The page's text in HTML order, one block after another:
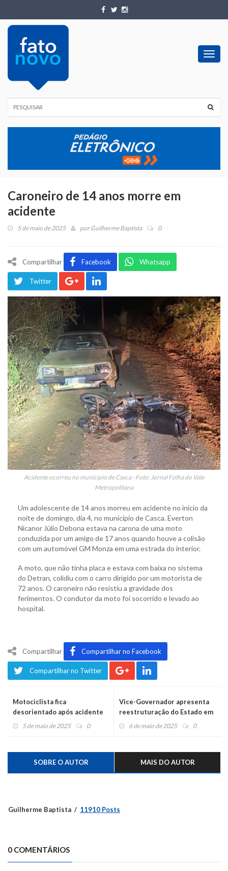
Caroneiro de 14 anos morre em
acidente
5 de maio de 2025 porGuilherme Baptista 0
Compartilhar Facebook Whatsapp
Twitter
Acidente ocorreu no município de Casca - Foto: Jornal Folha do Vale
Metropolitana
Um adolescente de 14 anos morreu em acidente no início da
noite de domingo, dia 4, no município de Casca. Everton
Nicanor Júlio Debona estava na carona de uma moto
conduzida por um amigo de 17 anos quando houve a colisão
com um automóvel GM Monza em uma estrada do interior.
A moto, que não tinha placa e estava com baixa no sistema
do Detran, colidiu com o carro dirigido por um motorista de
72 anos. O caroneiro não resistiu a gravidade dos
ferimentos. O condutor da moto foi socorrido e levado ao
hospital.
Compartilhar Compartilhar no Facebook
Compartilhar no Twitter
Motociclista fica
desorientado após acidente
no centro
5 de maio de 2025 0
Vice-Governador apresenta
reestruturação do Estado em
reunião-almoço
6 de maio de 2025 0
SOBRE O AUTOR MAIS DO AUTOR
Guilherme Baptista 11910 Posts
0 COMENTÁRIOS